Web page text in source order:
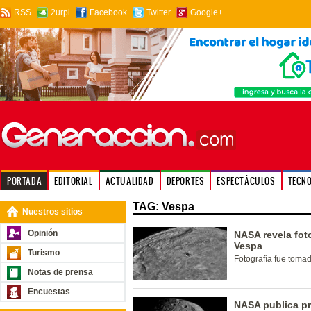
RSS 2urpi Facebook Twitter Google+
PORTADA EDITORIAL ACTUALIDAD DEPORTES ESPECTÁCULOS
Nuestros sitios
Opinión
Turismo
Notas de prensa
Encuestas
TAG: Vespa
NASA revela
Vespa
Fotografía fue
NASA publica